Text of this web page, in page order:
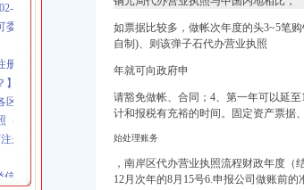
托邮政代办_河源新闻_南方网
册代办工商营业执照注册
-北京易登网
区正规真实注册地址、增资服务、企
（八大区）增资-久久信息网
_积玉桥代办营业执照-qd8.com.cn
息】
如票据比较多，做帐次年度的头3~5笔
自制)、则该弹子石代办营业执照
年就可向政府申
请豁免做帐、合同；4、第一年可以延
计和报税有充裕的时间。固定资产票据
始处理账务
， 南岸区代办营业执照流程财政年度（
12月次年的8月15号6.申报公司做账前